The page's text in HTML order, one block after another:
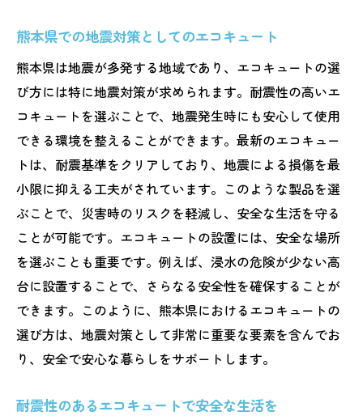
熊本県での地震対策としてのエコキュート
熊本県は地震が多発する地域であり、エコキュートの選
び方には特に地震対策が求められます。耐震性の高いエ
コキュートを選ぶことで、地震発生時にも安心して使用
できる環境を整えることができます。最新のエコキュー
トは、耐震基準をクリアしており、地震による損傷を最
小限に抑える工夫がされています。このような製品を選
ぶことで、災害時のリスクを軽減し、安全な生活を守る
ことが可能です。エコキュートの設置には、安全な場所
を選ぶことも重要です。例えば、浸水の危険が少ない高
台に設置することで、さらなる安全性を確保することが
できます。このように、熊本県におけるエコキュートの
選び方は、地震対策として非常に重要な要素を含んでお
り、安全で安心な暮らしをサポートします。
耐震性のあるエコキュートで安全な生活を